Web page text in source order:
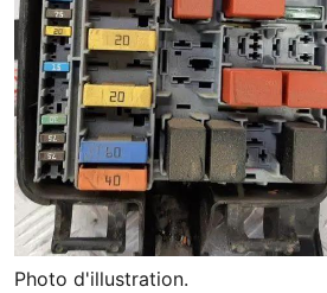
Photo d'illustration.